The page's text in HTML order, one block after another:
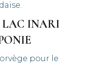
LAC INARI
pour le